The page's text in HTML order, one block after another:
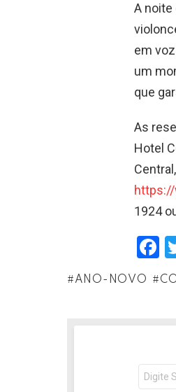
A noite
em
um
que
As
Hotel
1924
F
a
o
k
ANO-NOVO
e-